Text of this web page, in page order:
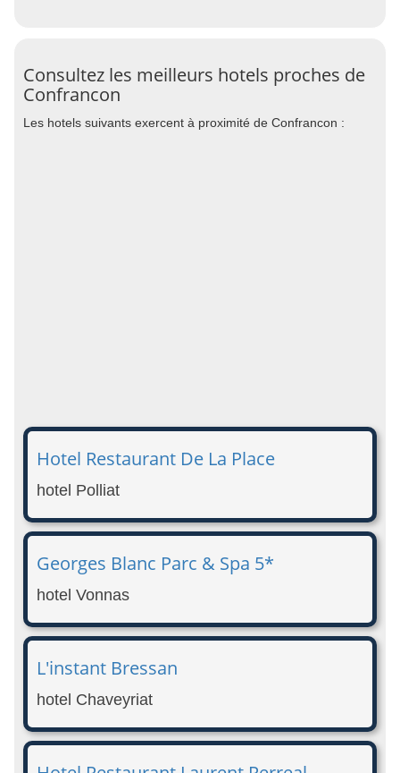
Consultez les meilleurs hotels proches de
Confrancon
Les hotels suivants exercent à proximité de Confrancon :
Hotel Restaurant De La Place
hotel Polliat
Georges Blanc Parc & Spa 5*
hotel Vonnas
L'instant Bressan
hotel Chaveyriat